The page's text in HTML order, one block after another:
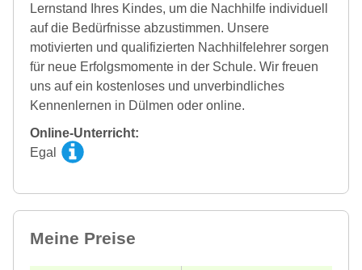
Lernstand Ihres Kindes, um die Nachhilfe individuell
auf die Bedürfnisse abzustimmen. Unsere
motivierten und qualifizierten Nachhilfelehrer sorgen
für neue Erfolgsmomente in der Schule. Wir freuen
uns auf ein kostenloses und unverbindliches
Kennenlernen in Dülmen oder online.
Online-Unterricht:
Egal
Meine Preise